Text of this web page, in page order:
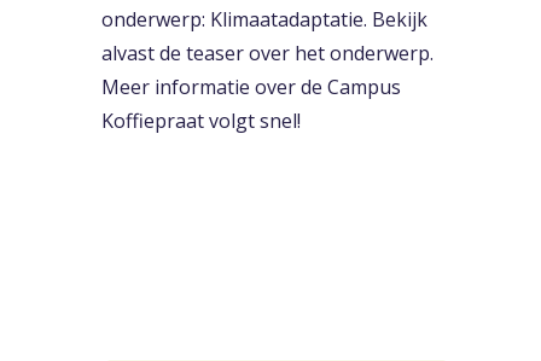
onderwerp: Klimaatadaptatie. Bekijk
alvast de teaserover het onderwerp.
Meer informatie over de Campus
Koffiepraat volgt snel!